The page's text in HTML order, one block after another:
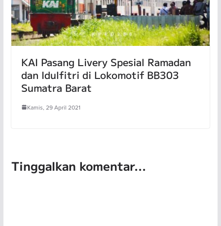
KAI Pasang Livery Spesial Ramadan
dan Idulfitri di Lokomotif BB303
Sumatra Barat
Kamis, 29 April 2021
Tinggalkan komentar...